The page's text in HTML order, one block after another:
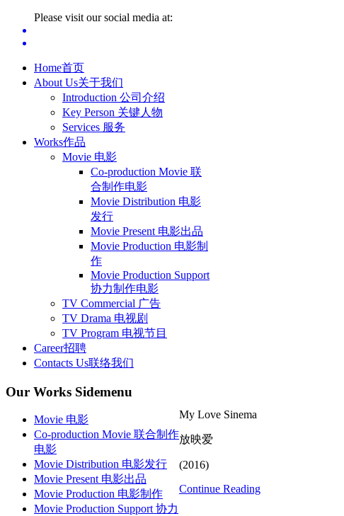
Please visit our social media at:
Home首页
About Us关于我们
Introduction 公司介绍
Key Person 关键人物
Services 服务
Works作品
Movie 电影
Co-production Movie 联
合制作电影
Movie Distribution 电影
发行
Movie Present 电影出品
Movie Production 电影制
作
Movie Production Support
协力制作电影
TV Commercial 广告
TV Drama 电视剧
TV Program 电视节目
Career招聘
Contacts Us联络我们
My Love Sinema
放映爱
(2016)
Continue Reading
Our Works Sidemenu
Movie 电影
Co-production Movie 联合制作
电影
Movie Distribution 电影发行
Movie Present 电影出品
Movie Production 电影制作
Movie Production Support 协力